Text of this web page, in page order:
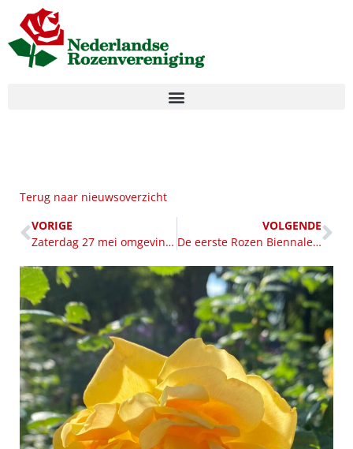
Terug naar nieuwsoverzicht
VORIGE
Zaterdag 27 mei omgeving Amersfoort. De eerste Rozenexcursie van het jaar.
VOLGENDE
De eerste Rozen Biennale in weekend 17 en 18 juni 2023.